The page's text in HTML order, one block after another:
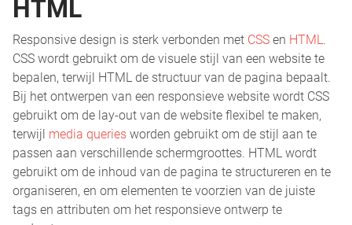
HTML
Responsive design is sterk verbonden met CSS en HTML.
CSS wordt gebruikt om de visuele stijl van een website te
bepalen, terwijl HTML de structuur van de pagina bepaalt.
Bij het ontwerpen van een responsieve website wordt CSS
gebruikt om de lay-out van de website flexibel te maken,
terwijl media queries worden gebruikt om de stijl aan te
passen aan verschillende schermgroottes. HTML wordt
gebruikt om de inhoud van de pagina te structureren en te
organiseren, en om elementen te voorzien van de juiste
tags en attributen om het responsieve ontwerp te